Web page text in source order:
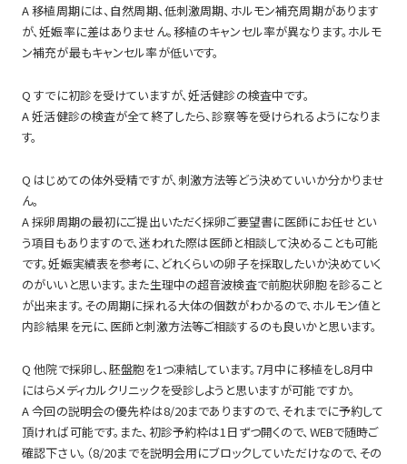
A 移植周期には、自然周期、低刺激周期、ホルモン補充周期があります
が、妊娠率に差はありません。移植のキャンセル率が異なります。ホルモ
ン補充が最もキャンセル率が低いです。
Q すでに初診を受けていますが、妊活健診の検査中です。
A 妊活健診の検査が全て終了したら、診察等を受けられるようになりま
す。
Q はじめての体外受精ですが、刺激方法等どう決めていいか分かりませ
ん。
A 採卵周期の最初にご提出いただく採卵ご要望書に医師にお任せとい
う項目もありますので、迷われた際は医師と相談して決めることも可能
です。妊娠実績表を参考に、どれくらいの卵子を採取したいか決めていく
のがいいと思います。また生理中の超音波検査で前胞状卵胞を診ること
が出来ます。その周期に採れる大体の個数がわかるので、ホルモン値と
内診結果を元に、医師と刺激方法等ご相談するのも良いかと思います。
Q 他院で採卵し、胚盤胞を1つ凍結しています。7月中に移植をし8月中
にはらメディカルクリニックを受診しようと思いますが可能ですか。
A 今回の説明会の優先枠は8/20までありますので、それまでに予約して
頂ければ可能です。また、初診予約枠は1日ずつ開くので、WEBで随時ご
確認下さい。（8/20までを説明会用にブロックしていただけなので、その